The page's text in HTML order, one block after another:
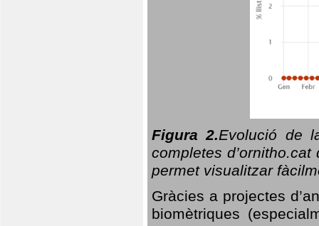
Figura 2.Evolució de
completes
permet visualitzar
Gràcies a projectes
biomètriques